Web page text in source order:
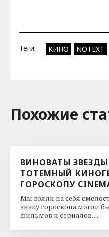
Теги: КИНО NOTEXT
Похожие
ВИНОВАТЫ
ТОТЕМНЫЙ
ГОРОСКОПУ
Мы взяли на себя
знаку гороскопа могли
фильмов и сериалов. ...